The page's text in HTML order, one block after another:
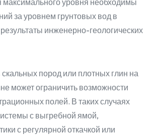
уровня необходимы
за уровнем грунтовых вод в
инженерно-геологических
пород или плотных глин на
может ограничить возможности
полей. В таких случаях
с выгребной ямой,
с регулярной откачкой или